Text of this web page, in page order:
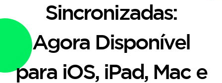
Sincronizadas:
Agora Disponível
para iOS, iPad, Mac e